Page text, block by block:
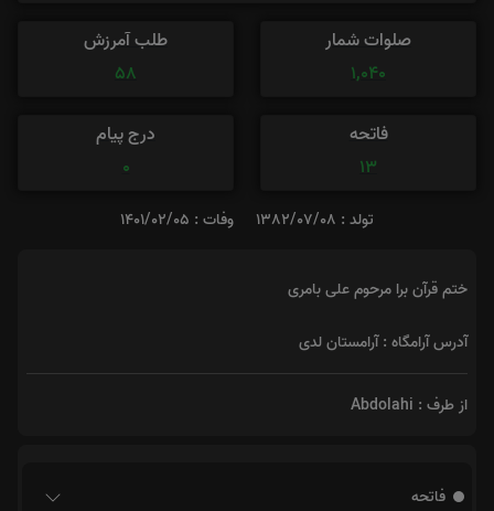
صلوات شمار
1,040
طلب آمرزش
58
فاتحه
13
درج پیام
0
تولد : 1382/07/08 وفات : 1401/02/05
ختم قرآن برا مرحوم علی بامری
آدرس آرامگاه : آرامستان لدی
از طرف : Abdolahi
فاتحه